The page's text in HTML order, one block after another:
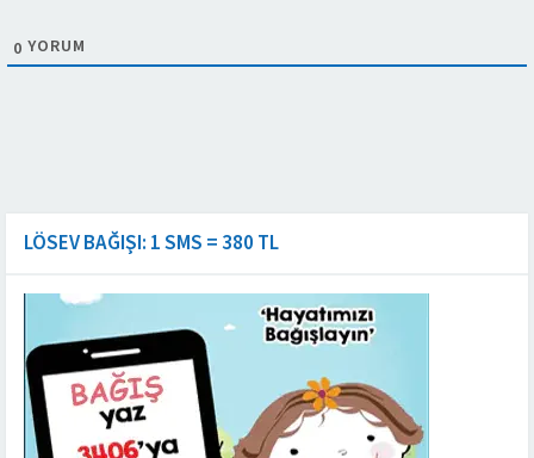
0 YORUM
LÖSEV BAĞIŞI: 1 SMS = 380 TL